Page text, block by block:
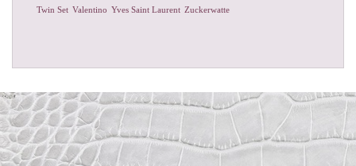
Twin Set Valentino Yves Saint Laurent Zuckerwatte